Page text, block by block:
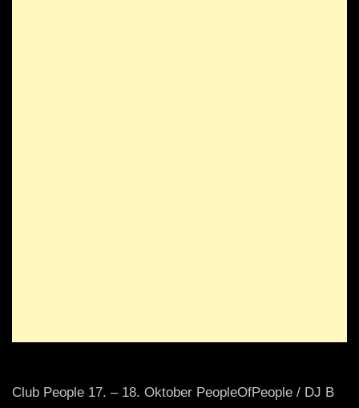
Club People 17. – 18. Oktober PeopleOfPeople / DJ B